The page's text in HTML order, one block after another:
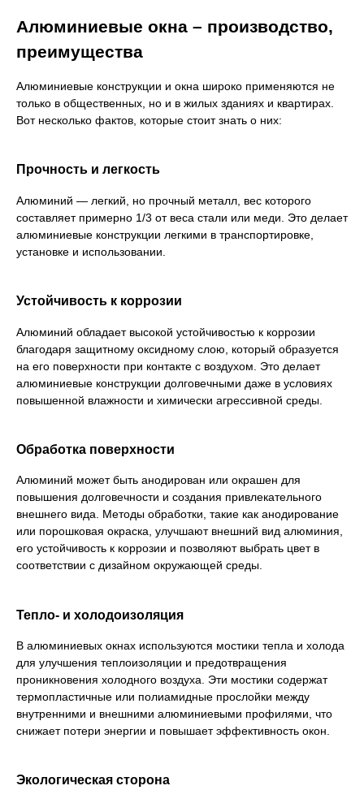
Алюминиевые окна – производство,
преимущества
Алюминиевые конструкции и окна широко применяются не
только в общественных, но и в жилых зданиях и квартирах.
Вот несколько фактов, которые стоит знать о них:
Прочность и легкость
Алюминий — легкий, но прочный металл, вес которого
составляет примерно 1/3 от веса стали или меди. Это делает
алюминиевые конструкции легкими в транспортировке,
установке и использовании.
Устойчивость к коррозии
Алюминий обладает высокой устойчивостью к коррозии
благодаря защитному оксидному слою, который образуется
на его поверхности при контакте с воздухом. Это делает
алюминиевые конструкции долговечными даже в условиях
повышенной влажности и химически агрессивной среды.
Обработка поверхности
Алюминий может быть анодирован или окрашен для
повышения долговечности и создания привлекательного
внешнего вида. Методы обработки, такие как анодирование
или порошковая окраска, улучшают внешний вид алюминия,
его устойчивость к коррозии и позволяют выбрать цвет в
соответствии с дизайном окружающей среды.
Тепло- и холодоизоляция
В алюминиевых окнах используются мостики тепла и холода
для улучшения теплоизоляции и предотвращения
проникновения холодного воздуха. Эти мостики содержат
термопластичные или полиамидные прослойки между
внутренними и внешними алюминиевыми профилями, что
снижает потери энергии и повышает эффективность окон.
Экологическая сторона